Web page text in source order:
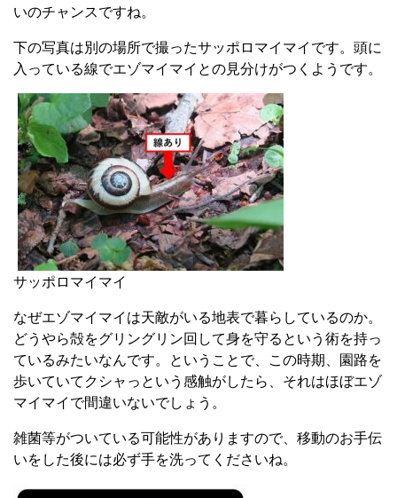
いのチャンスですね。
下の写真は別の場所で撮ったサッポロマイマイです。頭に
入っている線でエゾマイマイとの見分けがつくようです。
サッポロマイマイ
なぜエゾマイマイは天敵がいる地表で暮らしているのか。
どうやら殻をグリングリン回して身を守るという術を持っ
ているみたいなんです。ということで、この時期、園路を
歩いていてクシャっという感触がしたら、それはほぼエゾ
マイマイで間違いないでしょう。
雑菌等がついている可能性がありますので、移動のお手伝
いをした後には必ず手を洗ってくださいね。